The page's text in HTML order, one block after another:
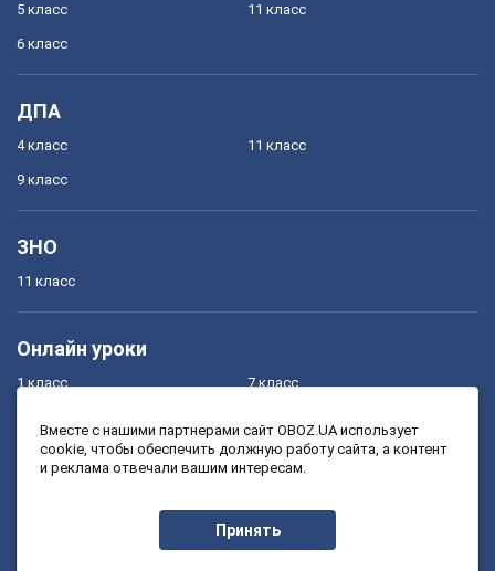
5 класс
6 класс
11 класс
ДПА
4 класс
9 класс
11 класс
ЗНО
11 класс
Онлайн уроки
1 класс
3 класс
7 класс
9 класс
Вместе с нашими партнерами сайт OBOZ.UA использует
cookie, чтобы обеспечить должную работу сайта, а контент
и реклама отвечали вашим интересам.
Принять